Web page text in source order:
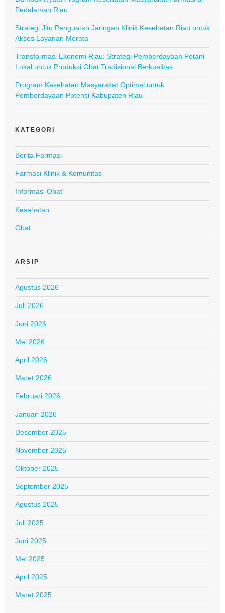
Pedalaman Riau
Strategi Jitu Penguatan Jaringan Klinik Kesehatan Riau untuk
Akses Layanan Merata
Transformasi Ekonomi Riau: Strategi Pemberdayaan Petani
Lokal untuk Produksi Obat Tradisional Berkualitas
Program Kesehatan Masyarakat Optimal untuk
Pemberdayaan Potensi Kabupaten Riau
KATEGORI
Berita Farmasi
Farmasi Klinik & Komunitas
Informasi Obat
Kesehatan
Obat
ARSIP
Agustus 2026
Juli 2026
Juni 2026
Mei 2026
April 2026
Maret 2026
Februari 2026
Januari 2026
Desember 2025
November 2025
Oktober 2025
September 2025
Agustus 2025
Juli 2025
Juni 2025
Mei 2025
April 2025
Maret 2025